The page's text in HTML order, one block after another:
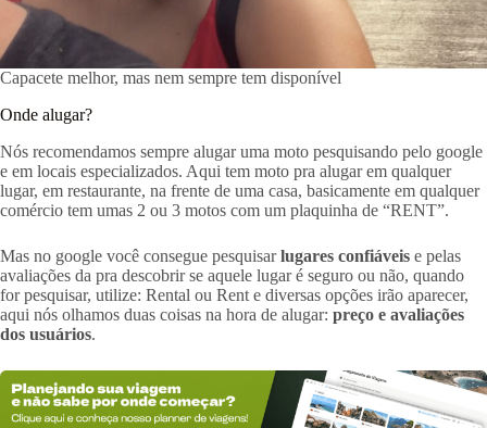
Capacete melhor, mas nem sempre tem disponível
Onde alugar?
Nós recomendamos sempre alugar uma moto pesquisando pelo google
e em locais especializados. Aqui tem moto pra alugar em qualquer
lugar, em restaurante, na frente de uma casa, basicamente em qualquer
comércio tem umas 2 ou 3 motos com um plaquinha de “RENT”.
Mas no google você consegue pesquisarlugares confiáveis e pelas
avaliações da pra descobrir se aquele lugar é seguro ou não, quando
for pesquisar, utilize: Rental ou Rent e diversas opções irão aparecer,
aqui nós olhamos duas coisas na hora de alugar: preço e avaliações
dos usuários.